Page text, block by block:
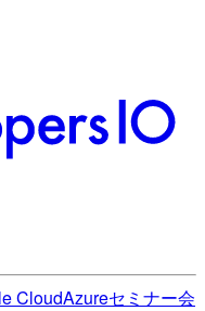
CloudAzureセミナー会